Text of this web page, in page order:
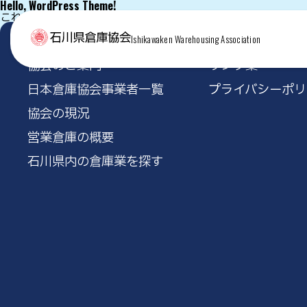
Ishikawaken Warehousing Association
Hello, WordPress Theme!
これは独自テーマの index.php のテスト表示です。
協会のご案内
日本倉庫協会事業者一覧
協会の現況
営業倉庫の概要
石川県内の倉庫業を探す
リンク集
プライバシーポ